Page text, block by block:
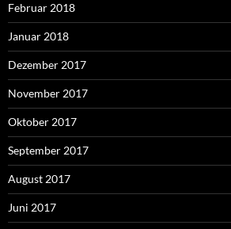
Februar 2018
Januar 2018
Dezember 2017
November 2017
Oktober 2017
September 2017
August 2017
Juni 2017